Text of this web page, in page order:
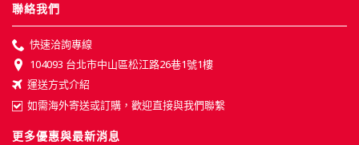
聯絡我們
快速洽詢專線
104093 台北市中山區松江路26巷1號1樓
運送方式介紹
如需海外寄送或訂購，歡迎直接與我們聯繫
更多優惠與最新消息